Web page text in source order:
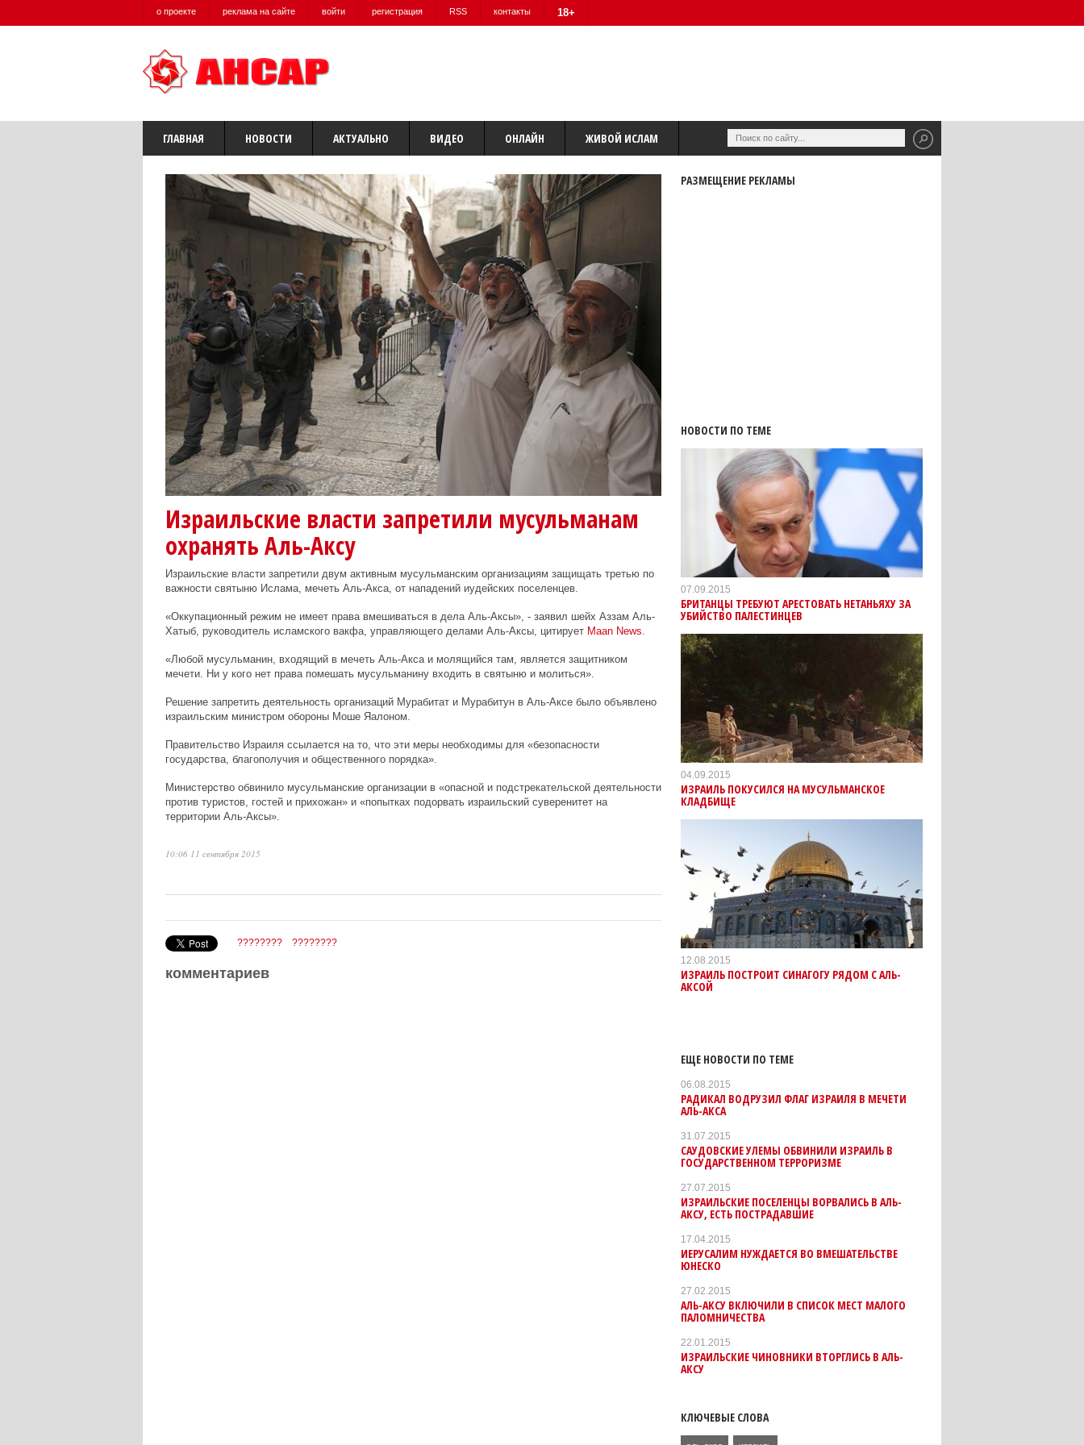
о проекте реклама на сайте войти регистрация RSS контакты 18+
ГЛАВНАЯ НОВОСТИ АКТУАЛЬНО ВИДЕО ОНЛАЙН ЖИВОЙ ИСЛАМ
Израильские власти запретили мусульманам
охранять Аль-Аксу
Израильские власти запретили двум активным мусульманским организациям защищать третью по
важности святыню Ислама, мечеть Аль-Акса, от нападений иудейских поселенцев.
«Оккупационный режим не имеет права вмешиваться в дела Аль-Аксы», - заявил шейх Аззам Аль-
Хатыб, руководитель исламского вакфа, управляющего делами Аль-Аксы, цитирует Maan News.
«Любой мусульманин, входящий в мечеть Аль-Акса и молящийся там, является защитником
мечети. Ни у кого нет права помешать мусульманину входить в святыню и молиться».
Решение запретить деятельность организаций Мурабитат и Мурабитун в Аль-Аксе было объявлено
израильским министром обороны Моше Яалоном.
Правительство Израиля ссылается на то, что эти меры необходимы для «безопасности
государства, благополучия и общественного порядка».
Министерство обвинило мусульманские организации в «опасной и подстрекательской деятельности
против туристов, гостей и прихожан» и «попытках подорвать израильский суверенитет на
территории Аль-Аксы».
10:06 11 сентября 2015
???????? ????????
комментариев
РАЗМЕЩЕНИЕ РЕКЛАМЫ
НОВОСТИ ПО ТЕМЕ
07.09.2015
БРИТАНЦЫ ТРЕБУЮТ АРЕСТОВАТЬ НЕТАНЬЯХУ ЗА
УБИЙСТВО ПАЛЕСТИНЦЕВ
04.09.2015
ИЗРАИЛЬ ПОКУСИЛСЯ НА МУСУЛЬМАНСКОЕ
КЛАДБИЩЕ
12.08.2015
ИЗРАИЛЬ ПОСТРОИТ СИНАГОГУ РЯДОМ С АЛЬ-
АКСОЙ
ЕЩЕ НОВОСТИ ПО ТЕМЕ
06.08.2015
РАДИКАЛ ВОДРУЗИЛ ФЛАГ ИЗРАИЛЯ В МЕЧЕТИ
АЛЬ-АКСА
31.07.2015
САУДОВСКИЕ УЛЕМЫ ОБВИНИЛИ ИЗРАИЛЬ В
ГОСУДАРСТВЕННОМ ТЕРРОРИЗМЕ
27.07.2015
ИЗРАИЛЬСКИЕ ПОСЕЛЕНЦЫ ВОРВАЛИСЬ В АЛЬ-
АКСУ, ЕСТЬ ПОСТРАДАВШИЕ
17.04.2015
ИЕРУСАЛИМ НУЖДАЕТСЯ ВО ВМЕШАТЕЛЬСТВЕ
ЮНЕСКО
27.02.2015
АЛЬ-АКСУ ВКЛЮЧИЛИ В СПИСОК МЕСТ МАЛОГО
ПАЛОМНИЧЕСТВА
22.01.2015
ИЗРАИЛЬСКИЕ ЧИНОВНИКИ ВТОРГЛИСЬ В АЛЬ-
АКСУ
КЛЮЧЕВЫЕ СЛОВА